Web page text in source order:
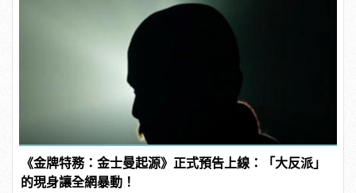
《金牌特務：金士曼起源》正式預告上線：「大反派」
的現身讓全網暴動！